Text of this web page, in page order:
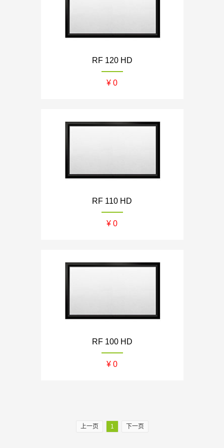
RF 120 HD
¥ 0
RF 110 HD
¥ 0
RF 100 HD
¥ 0
上一页 1 下一页